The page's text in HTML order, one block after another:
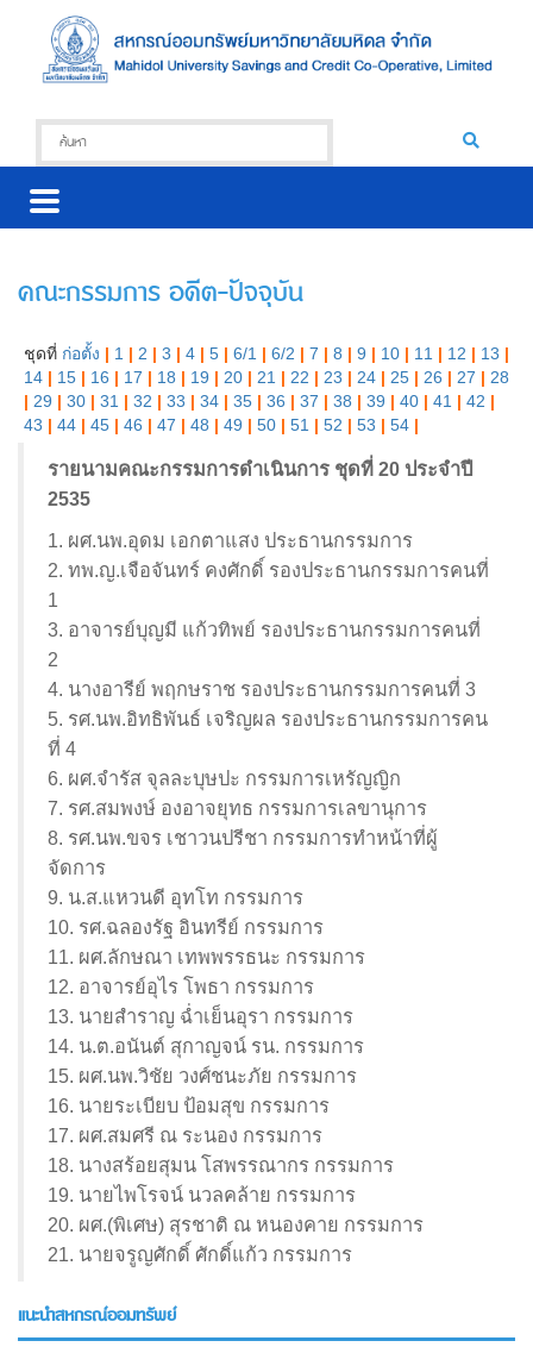
คณะกรรมการ อดีต-ปัจจุบัน
ชุดที่ ก่อตั้ง | 1 | 2 | 3 | 4 | 5 | 6/1 | 6/2 | 7 | 8 | 9 | 10 | 11 | 12 | 13 |
14 | 15 | 16 | 17 | 18 | 19 | 20 | 21 | 22 | 23 | 24 | 25 | 26 | 27 | 28
| 29 | 30 | 31 | 32 | 33 | 34 | 35 | 36 | 37 | 38 | 39 | 40 | 41 | 42 |
43 | 44 | 45 | 46 | 47 | 48 | 49 | 50 | 51 | 52 | 53 | 54 |
รายนามคณะกรรมการดำเนินการ ชุดที่ 20 ประจำปี
2535
1. ผศ.นพ.อุดม เอกตาแสง ประธานกรรมการ
2. ทพ.ญ.เจือจันทร์ คงศักดิ์ รองประธานกรรมการคนที่
1
3. อาจารย์บุญมี แก้วทิพย์ รองประธานกรรมการคนที่
2
4. นางอารีย์ พฤกษราช รองประธานกรรมการคนที่ 3
5. รศ.นพ.อิทธิพันธ์ เจริญผล รองประธานกรรมการคน
ที่ 4
6. ผศ.จำรัส จุลละบุษปะ กรรมการเหรัญญิก
7. รศ.สมพงษ์ องอาจยุทธ กรรมการเลขานุการ
8. รศ.นพ.ขจร เชาวนปรีชา กรรมการทำหน้าที่ผู้
จัดการ
9. น.ส.แหวนดี อุทโท กรรมการ
10. รศ.ฉลองรัฐ อินทรีย์ กรรมการ
11. ผศ.ลักษณา เทพพรรธนะ กรรมการ
12. อาจารย์อุไร โพธา กรรมการ
13. นายสำราญ ฉ่ำเย็นอุรา กรรมการ
14. น.ต.อนันต์ สุกาญจน์ รน. กรรมการ
15. ผศ.นพ.วิชัย วงศ์ชนะภัย กรรมการ
16. นายระเบียบ ป้อมสุข กรรมการ
17. ผศ.สมศรี ณ ระนอง กรรมการ
18. นางสร้อยสุมน โสพรรณากร กรรมการ
19. นายไพโรจน์ นวลคล้าย กรรมการ
20. ผศ.(พิเศษ) สุรชาติ ณ หนองคาย กรรมการ
21. นายจรูญศักดิ์ ศักดิ์แก้ว กรรมการ
แนะนำสหกรณ์ออมทรัพย์